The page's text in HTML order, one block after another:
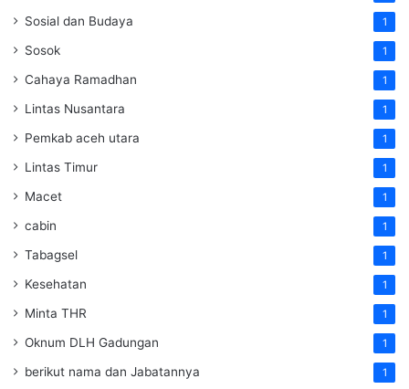
Sosial dan Budaya 1
Sosok 1
Cahaya Ramadhan 1
Lintas Nusantara 1
Pemkab aceh utara 1
Lintas Timur 1
Macet 1
cabin 1
Tabagsel 1
Kesehatan 1
Minta THR 1
Oknum DLH Gadungan 1
berikut nama dan Jabatannya 1